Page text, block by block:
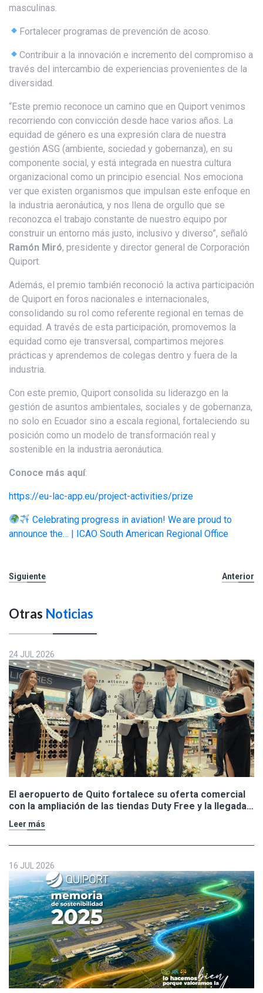
masculinas.
Fortalecer programas de prevención de acoso.
Contribuir a la innovación e incremento del compromiso a
través del intercambio de experiencias provenientes de la
diversidad.
“Este premio reconoce un camino que en Quiport venimos
recorriendo con convicción desde hace varios años. La
equidad de género es una expresión clara de nuestra
gestión ASG (ambiente, sociedad y gobernanza), en su
componente social, y está integrada en nuestra cultura
organizacional como un principio esencial. Nos emociona
ver que existen organismos que impulsan este enfoque en
la industria aeronáutica, y nos llena de orgullo que se
reconozca el trabajo constante de nuestro equipo por
construir un entorno más justo, inclusivo y diverso”, señaló
Ramón Miró, presidente y director general de Corporación
Quiport.
Además, el premio también reconoció la activa participación
de Quiport en foros nacionales e internacionales,
consolidando su rol como referente regional en temas de
equidad. A través de esta participación, promovemos la
equidad como eje transversal, compartimos mejores
prácticas y aprendemos de colegas dentro y fuera de la
industria.
Con este premio, Quiport consolida su liderazgo en la
gestión de asuntos ambientales, sociales y de gobernanza,
no solo en Ecuador sino a escala regional, fortaleciendo su
posición como un modelo de transformación real y
sostenible en la industria aeronáutica.
Conoce más aquí:
https://eu-lac-app.eu/project-activities/prize
Celebrating progress in aviation! We are proud to
announce the… | ICAO South American Regional Office
Siguiente Anterior
Otras Noticias
24 JUL 2026
El aeropuerto de Quito fortalece su oferta comercial
con la ampliación de las tiendas Duty Free y la llegada
Leer más
16 JUL 2026